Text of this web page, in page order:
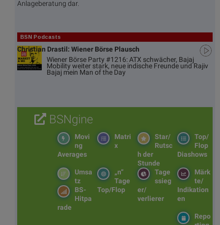
Anlageberatung dar.
BSN Podcasts
Christian Drastil: Wiener Börse Plausch
Wiener Börse Party #1216: ATX schwächer, Bajaj
Mobility weiter stark, neue indische Freunde und Rajiv
Bajaj mein Man of the Day
BSNgine
Top/
Flop
Diashows
Star/
Rutsc
h der
Stunde
Matri
x
Movi
ng
Averages
Märk
te/
Indikation
en
Tage
ssieg
er/
verlierer
„n“
Tage
Top/Flop
Umsa
tz
BS-
Hitpa
rade
Repo